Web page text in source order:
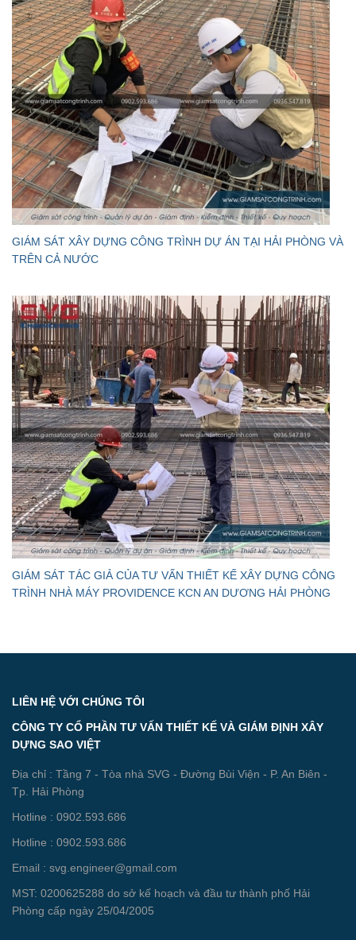
GIÁM SÁT XÂY DỰNG CÔNG TRÌNH DỰ ÁN TẠI HẢI PHÒNG VÀ
TRÊN CẢ NƯỚC
GIÁM SÁT TÁC GIẢ CỦA TƯ VẤN THIẾT KẾ XÂY DỰNG CÔNG
TRÌNH NHÀ MÁY PROVIDENCE KCN AN DƯƠNG HẢI PHÒNG
LIÊN HỆ VỚI CHÚNG TÔI
CÔNG TY CỔ PHẦN TƯ VẤN THIẾT KẾ VÀ GIÁM ĐỊNH XÂY
DỰNG SAO VIỆT
Địa chỉ : Tầng 7 - Tòa nhà SVG - Đường Bùi Viện - P. An Biên -
Tp. Hải Phòng
Hotline : 0902.593.686
Hotline : 0902.593.686
Email : svg.engineer@gmail.com
MST: 0200625288 do sở kế hoạch và đầu tư thành phố Hải
Phòng cấp ngày 25/04/2005